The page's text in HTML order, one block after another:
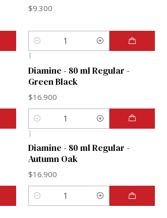
$9.300
Cantidad
|
Diamine - 80 ml Regular -
Green Black
$16.900
Cantidad
|
Diamine - 80 ml Regular -
Autumn Oak
$16.900
Cantidad